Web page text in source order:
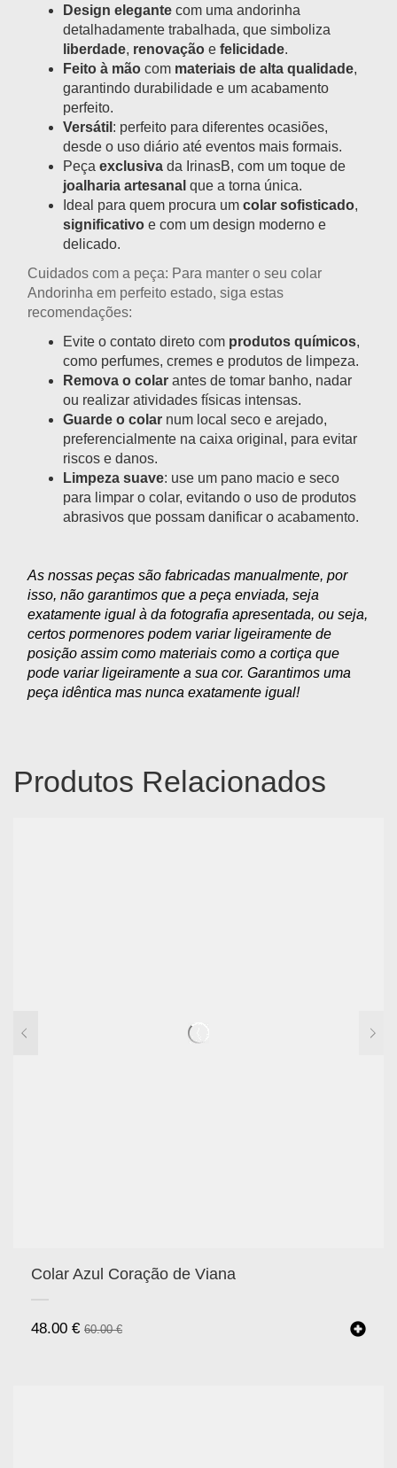
Design elegante com uma andorinha
detalhadamente trabalhada, que simboliza
liberdade, renovação e felicidade.
Feito à mão com materiais de alta qualidade,
garantindo durabilidade e um acabamento
perfeito.
Versátil : perfeito para diferentes ocasiões,
desde o uso diário até eventos mais formais.
Peça exclusiva da IrinasB, com um toque de
joalharia artesanal que a torna única.
Ideal para quem procura um colar sofisticado,
significativo e com um design moderno e
delicado.
Cuidados com a peça: Para manter o seu colar
Andorinha em perfeito estado, siga estas
recomendações:
Evite o contato direto com produtos químicos,
como perfumes, cremes e produtos de limpeza.
Remova o colar antes de tomar banho, nadar
ou realizar atividades físicas intensas.
Guarde o colar num local seco e arejado,
preferencialmente na caixa original, para evitar
riscos e danos.
Limpeza suave: use um pano macio e seco
para limpar o colar, evitando o uso de produtos
abrasivos que possam danificar o acabamento.
As nossas peças são fabricadas manualmente, por
isso, não garantimos que a peça enviada, seja
exatamente igual à da fotografia apresentada, ou seja,
certos pormenores podem variar ligeiramente de
posição assim como materiais como a cortiça que
pode variar ligeiramente a sua cor. Garantimos uma
peça idêntica mas nunca exatamente igual!
Produtos Relacionados
Colar Azul Coração de Viana
60.00€
48.00 €